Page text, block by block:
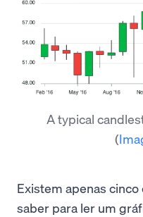
A typical
(
Existem apenas
saber para ler um